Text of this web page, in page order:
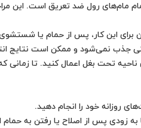
مام‌های رول ضد تعریق است. این
ناحیه تحت بغل اعمال کنید. تا
به زودی پس از اصلاح یا رفتن به